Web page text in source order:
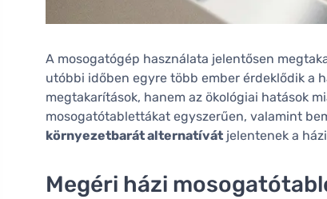
A mosogatógép használata jelentősen
utóbbi időben egyre több ember érdeklődik a
megtakarítások, hanem az ökológiai hatások
mosogatótablettákat egyszerűen, valamint
környezetbarát alternatívát jelentenek a
Megéri házi